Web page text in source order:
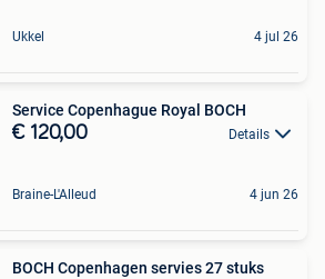
Ukkel 4 jul 26
Service Copenhague Royal BOCH
€ 120,00 Details
Braine-L'Alleud 4 jun 26
BOCH Copenhagen servies 27 stuks